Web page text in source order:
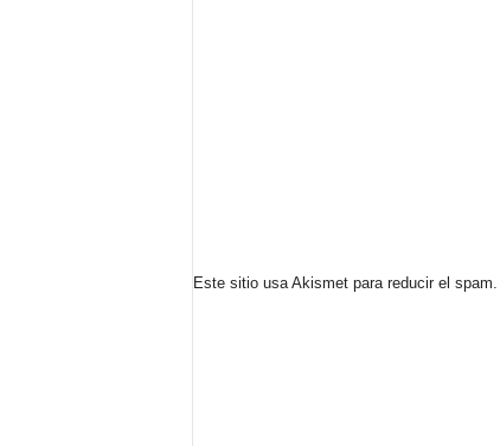
Este sitio usa Akismet para reducir el spam.